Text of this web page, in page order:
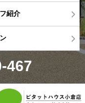
紹介
467